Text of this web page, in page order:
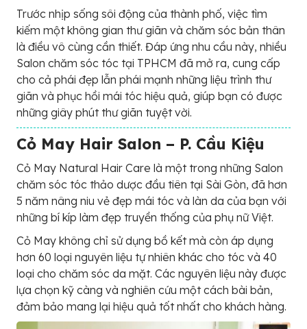
Trước nhịp sống sôi động của thành phố, việc tìm
kiếm một không gian thư giãn và chăm sóc bản thân
là điều vô cùng cần thiết. Đáp ứng nhu cầu này, nhiều
Salon chăm sóc tóc tại TPHCM đã mở ra, cung cấp
cho cả phái đẹp lẫn phái mạnh những liệu trình thư
giãn và phục hồi mái tóc hiệu quả, giúp bạn có được
những giây phút thư giãn tuyệt vời.
Cỏ May Hair Salon – P. Cầu Kiệu
Cỏ May Natural Hair Care là một trong những Salon
chăm sóc tóc thảo dược đầu tiên tại Sài Gòn, đã hơn
5 năm nâng niu vẻ đẹp mái tóc và làn da của bạn với
những bí kíp làm đẹp truyền thống của phụ nữ Việt.
Cỏ May không chỉ sử dụng bồ kết mà còn áp dụng
hơn 60 loại nguyên liệu tự nhiên khác cho tóc và 40
loại cho chăm sóc da mặt. Các nguyên liệu này được
lựa chọn kỹ càng và nghiên cứu một cách bài bản,
đảm bảo mang lại hiệu quả tốt nhất cho khách hàng.